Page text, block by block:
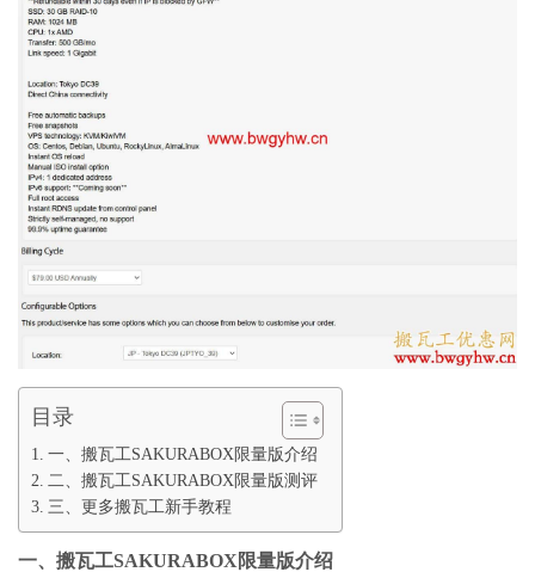
目录
一、搬瓦工SAKURABOX限量版介绍
二、搬瓦工SAKURABOX限量版测评
三、更多搬瓦工新手教程
一、搬瓦工SAKURABOX限量版介绍